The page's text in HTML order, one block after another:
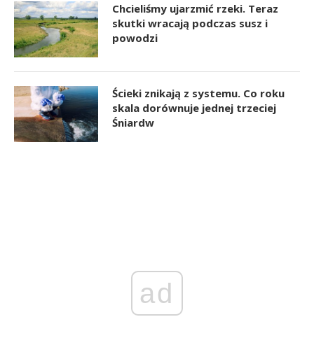
Chcieliśmy ujarzmić rzeki. Teraz
skutki wracają podczas susz i
powodzi
Ścieki znikają z systemu. Co roku
skala dorównuje jednej trzeciej
Śniardw
ad